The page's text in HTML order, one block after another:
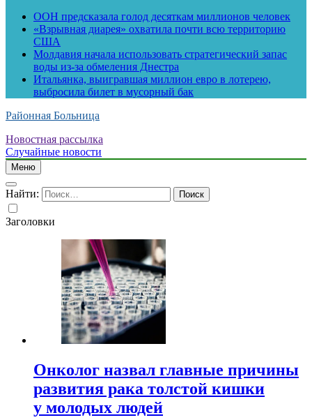
ООН предсказала голод десяткам миллионов человек
«Взрывная диарея» охватила почти всю территорию
США
Молдавия начала использовать стратегический запас
воды из-за обмеления Днестра
Итальянка, выигравшая миллион евро в лотерею,
выбросила билет в мусорный бак
Районная Больница
Новостная рассылка
Случайные новости
Меню
Найти:
Заголовки
Онколог назвал главные причины
развития рака толстой кишки
у молодых людей